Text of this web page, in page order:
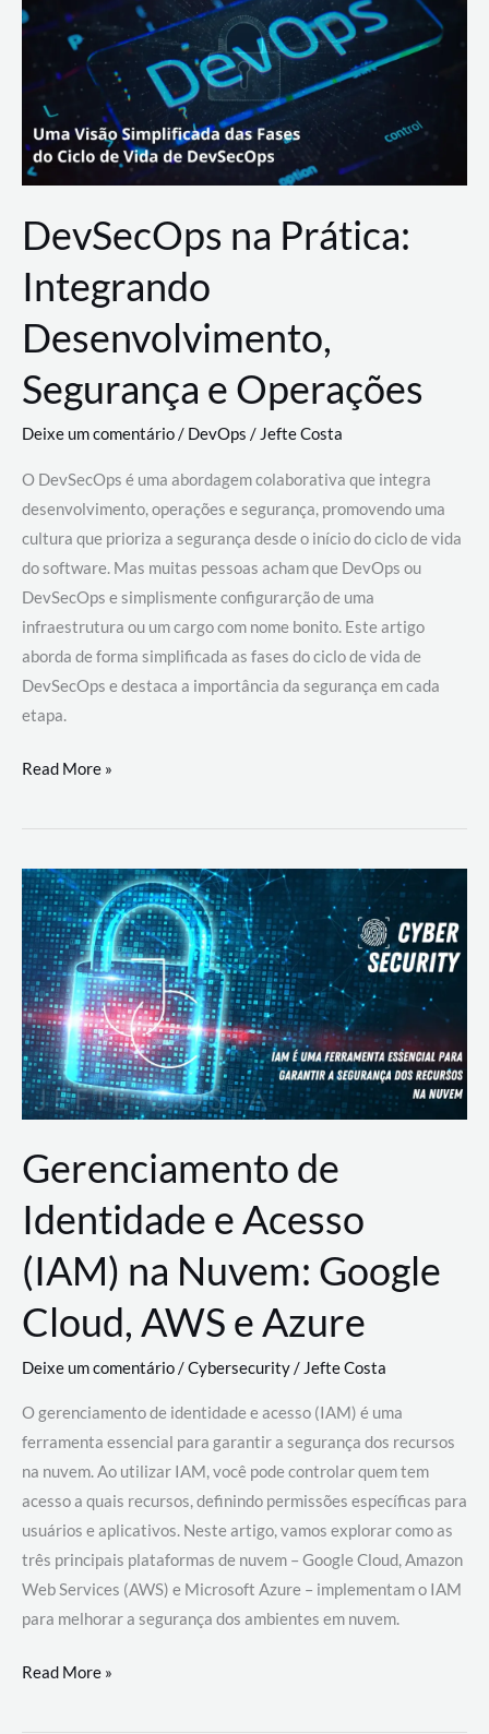
Rural
DevSecOps na Prática:
Integrando
Desenvolvimento,
Segurança e Operações
Deixe um comentário/ DevOps /Jefte Costa
O DevSecOps é uma abordagem colaborativa que integra
desenvolvimento, operações e segurança, promovendo uma
cultura que prioriza a segurança desde o início do ciclo de vida
do software. Mas muitas pessoas acham que DevOps ou
DevSecOps e simplismente configurarção de uma
infraestrutura ou um cargo com nome bonito. Este artigo
aborda de forma simplificada as fases do ciclo de vida de
DevSecOps e destaca a importância da segurança em cada
etapa.
DevSecOps
Prática:
Desenvolvimento,
Segurança
e
Operações
Read More »
Gerenciamento de
Identidade e Acesso
(IAM) na Nuvem: Google
Cloud, AWS e Azure
Deixe um comentário/Cybersecurity/ Jefte Costa
O gerenciamento de identidade e acesso (IAM) é uma
ferramenta essencial para garantir a segurança dos recursos
na nuvem. Ao utilizar IAM, você pode controlar quem tem
acesso a quais recursos, definindo permissões específicas para
usuários e aplicativos. Neste artigo, vamos explorar como as
três principais plataformas de nuvem – Google Cloud, Amazon
Web Services (AWS) e Microsoft Azure – implementam o IAM
para melhorar a segurança dos ambientes em nuvem.
Gerenciamento
Read More »